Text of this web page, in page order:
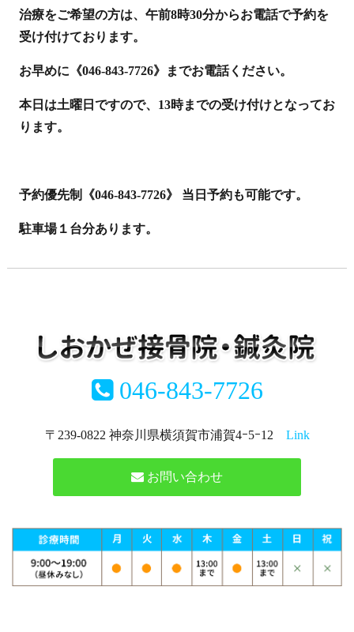
治療をご希望の方は、午前8時30分からお電話で予約を
受け付けております。
お早めに《046-843-7726》までお電話ください。
本日は土曜日ですので、13時までの受け付けとなってお
ります。
予約優先制《046-843-7726》 当日予約も可能です。
駐車場１台分あります。
046-843-7726
〒239-0822 神奈川県横須賀市浦賀4ｰ5ｰ12 Link
お問い合わせ